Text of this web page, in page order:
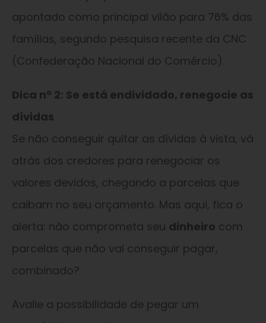
apontado como principal vilão para 76% das
famílias, segundo pesquisa recente da CNC
(Confederação Nacional do Comércio).
Dica nº 2: Se está endividado, renegocie as
dívidas
Se não conseguir quitar as dívidas à vista, vá
atrás dos credores para renegociar os
valores devidos, chegando a parcelas que
caibam no seu orçamento. Mas aqui, fica o
alerta: não comprometa seu dinheiro com
parcelas que não vai conseguir pagar,
combinado?
Avalie a possibilidade de pegar um